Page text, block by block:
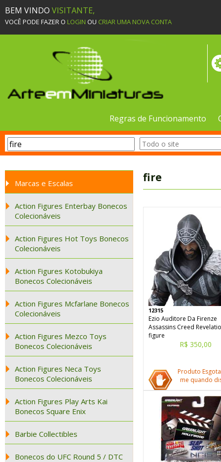
BEM VINDO VISITANTE,
VOCÊ PODE FAZER O LOGIN OU CRIAR UMA NOVA CONTA
Regras de Funcionamento
Marcas e Escalas
Action Figures Enterbay Bonecos
Colecionáveis
Action Figures Hot Toys Bonecos
Colecionáveis
Action Figures Kotobukiya
Bonecos Colecionáveis
Action Figures Mcfarlane Bonecos
Colecionáveis
Action Figures Mezco Toys
Bonecos Colecionáveis
Action Figures Neca Toys
Bonecos Colecionáveis
Action Figures Play Arts Kai
Bonecos Square Enix
Barbie Collectibles
Bonecos do UFC Round 5 / DTC
fire
12315
Ezio Auditore Da Firenze
Assassins Creed
figure
R$ 350,00
Produto
me quando